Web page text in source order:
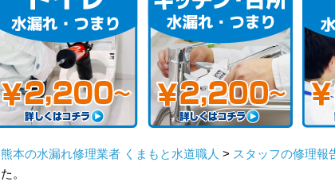
熊本の水漏れ修理業者 くまもと水道職人 > スタッフの修理報
た。